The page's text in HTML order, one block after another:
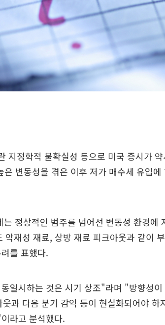
지정학적 불확실성 등으로 미국 증시가
변동성을 겪은 이후 저가 매수세 유입에
정상적인 범주를 넘어선 변동성 환경에
재성 재료, 상방 재료 피크아웃과 같이
를 표했다.
일시하는 것은 시기 상조"라며 "방향성
과 다음 분기 감익 등이 현실화되어야 하
라고 분석했다.